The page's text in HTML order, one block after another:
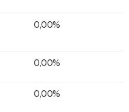
0,00%
0,00%
0,00%